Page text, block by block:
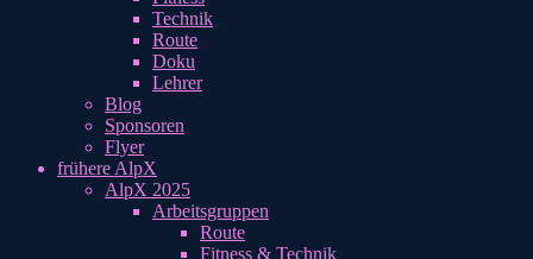
Technik
Route
Doku
Lehrer
Blog
Sponsoren
Flyer
frühere AlpX
AlpX 2025
Arbeitsgruppen
Route
Fitness & Technik